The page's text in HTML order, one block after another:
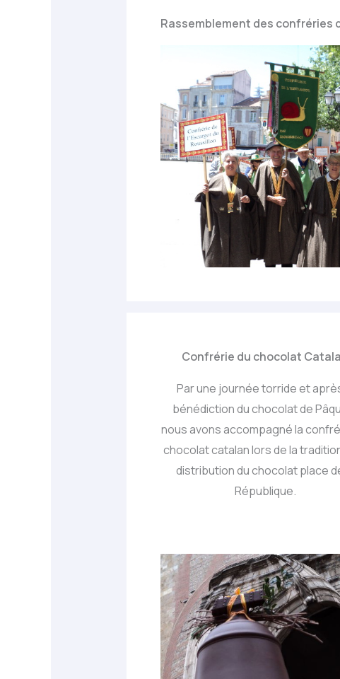
Rassemblement des confréries
Confrérie du chocolat
Par une journée torride et
bénédiction du chocolat de
nous avons accompagné la
chocolat catalan lors de la
distribution du chocolat place
République.